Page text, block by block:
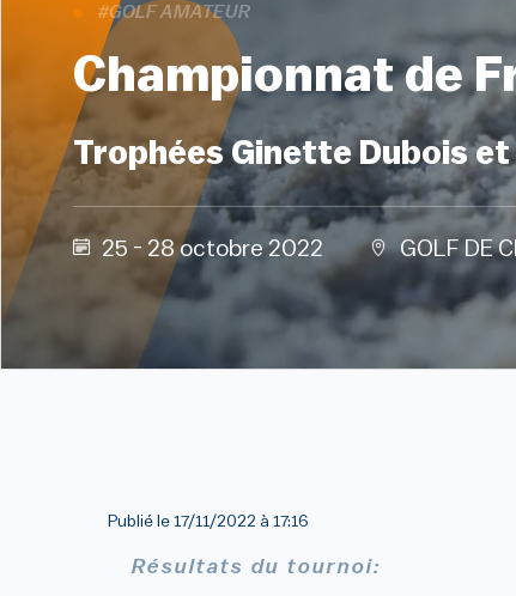
#GOLF AMATEUR
Championnat de
Trophées Ginette Dubois et
25 - 28 octobre 2022 GOLF DE
Publié le 17/11/2022 à 17:16
Résultats du tournoi: